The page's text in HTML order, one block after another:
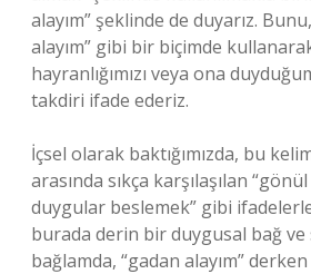
alayım” şeklinde de duyarız.
alayım” gibi bir biçimde
hayranlığımızı veya ona
takdiri ifade ederiz.
İçsel olarak baktığımızda, bu
arasında sıkça karşılaşılan
duygular beslemek” gibi ifadelerle
burada derin bir duygusal bağ ve
bağlamda, “gadan alayım”